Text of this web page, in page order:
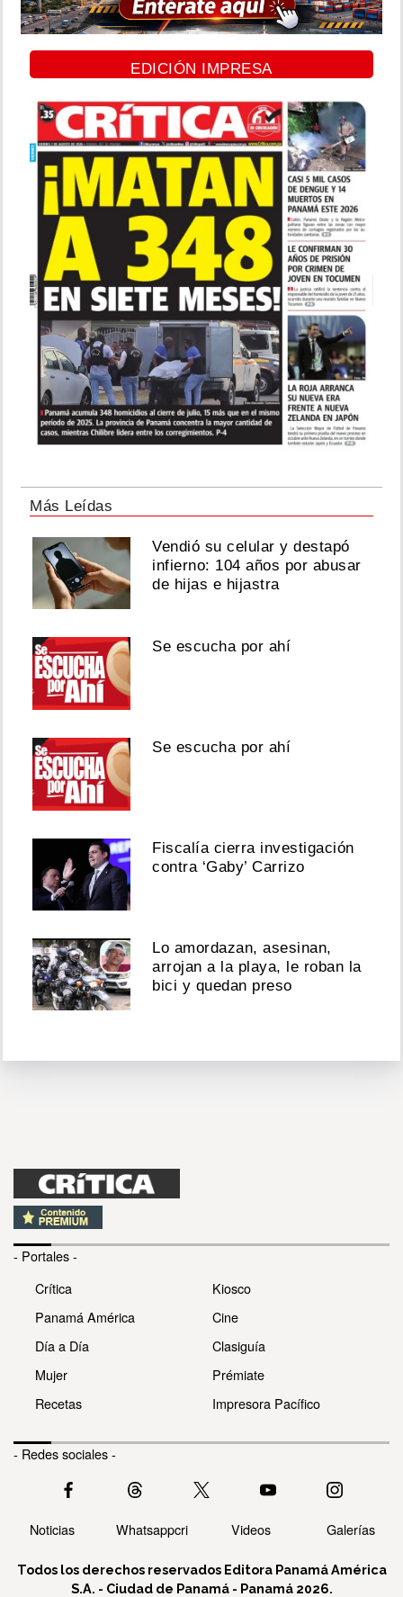
EDICIÓN IMPRESA
Más Leídas
Vendió su celular y destapó
infierno: 104 años por abusar
de hijas e hijastra
Se escucha por ahí
Se escucha por ahí
Fiscalía cierra investigación
contra ‘Gaby’ Carrizo
Lo amordazan, asesinan,
arrojan a la playa, le roban la
bici y quedan preso
- Portales -
Crítica
Panamá América
Día a Día
Mujer
Recetas
Kiosco
Cine
Clasiguía
Prémiate
Impresora Pacífico
- Redes sociales -
Noticias Whatsappcri Videos Galerías
Todos los derechos reservados Editora Panamá América
S.A. - Ciudad de Panamá - Panamá 2026.